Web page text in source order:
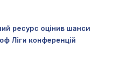
ресурс оцінив шанси
Ліги конференцій